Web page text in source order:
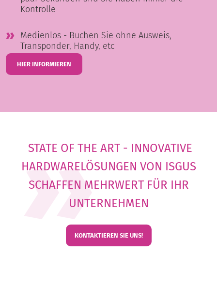
Kontrolle
Medienlos - Buchen Sie ohne Ausweis,
Transponder, Handy, etc
HIER INFORMIEREN
STATE OF THE ART - INNOVATIVE
HARDWARELÖSUNGEN VON ISGUS
SCHAFFEN MEHRWERT FÜR IHR
UNTERNEHMEN
KONTAKTIEREN SIE UNS!